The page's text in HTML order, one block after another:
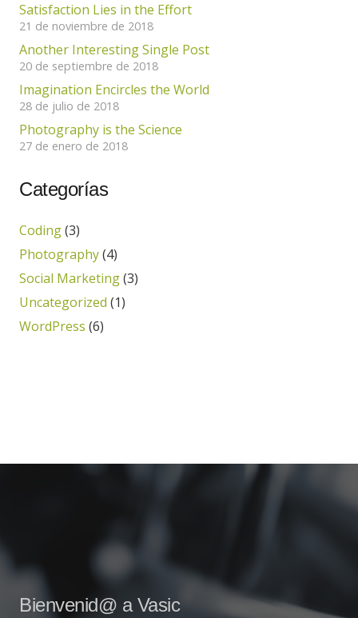
Satisfaction Lies in the Effort
21 de noviembre de 2018
Another Interesting Single Post
20 de septiembre de 2018
Imagination Encircles the World
28 de julio de 2018
Photography is the Science
27 de enero de 2018
Categorías
Coding(3)
Photography(4)
Social Marketing(3)
Uncategorized (1)
WordPress (6)
Bienvenid@ a Vasic